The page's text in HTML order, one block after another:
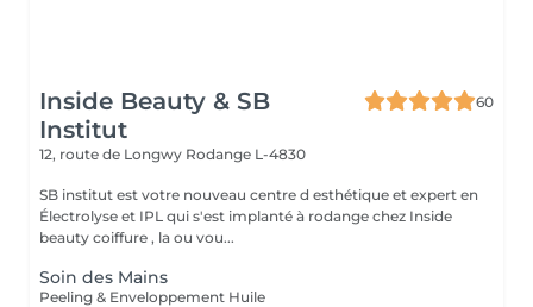
Inside Beauty & SB
Institut
60
12, route de Longwy Rodange L-4830
SB institut est votre nouveau centre d esthétique et expert en
Électrolyse et IPL qui s'est implanté à rodange chez Inside
beauty coiffure , la ou vou...
Soin des Mains
Peeling & Enveloppement Huile